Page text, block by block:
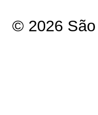
© 2026